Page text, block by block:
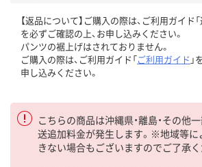
【返品について】ご購入の際は、ご利用ガイド
を必ずご確認の上、お申し込みください。
パンツの裾上げはされておりません。
ご購入の際は、ご利用ガイド「ご利用ガイド
申し込みください。
こちらの商品は沖縄県・離島・その他
送追加料金が発生します。※地域等に
きない場合もございますのでご了承く